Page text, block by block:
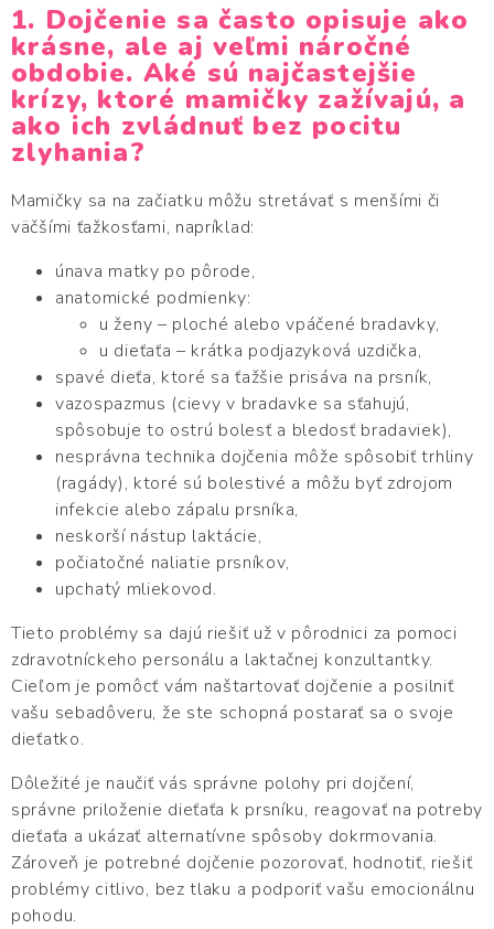
1. Dojčenie sa často opisuje ako
krásne, ale aj veľmi náročné
obdobie. Aké sú najčastejšie
krízy, ktoré mamičky zažívajú, a
ako ich zvládnuť bez pocitu
zlyhania?
Mamičky sa na začiatku môžu stretávať s menšími či
väčšími ťažkosťami, napríklad:
únava matky po pôrode,
anatomické podmienky:
u ženy – ploché alebo vpáčené bradavky,
u dieťaťa – krátka podjazyková uzdička,
spavé dieťa, ktoré sa ťažšie prisáva na prsník,
vazospazmus (cievy v bradavke sa sťahujú,
spôsobuje to ostrú bolesť a bledosť bradaviek),
nesprávna technika dojčenia môže spôsobiť trhliny
(ragády), ktoré sú bolestivé a môžu byť zdrojom
infekcie alebo zápalu prsníka,
neskorší nástup laktácie,
počiatočné naliatie prsníkov,
upchatý mliekovod.
Tieto problémy sa dajú riešiť už v pôrodnici za pomoci
zdravotníckeho personálu a laktačnej konzultantky.
Cieľom je pomôcť vám naštartovať dojčenie a posilniť
vašu sebadôveru, že ste schopná postarať sa o svoje
dieťatko.
Dôležité je naučiť vás správne polohy pri dojčení,
správne priloženie dieťaťa k prsníku, reagovať na potreby
dieťaťa a ukázať alternatívne spôsoby dokrmovania.
Zároveň je potrebné dojčenie pozorovať, hodnotiť, riešiť
problémy citlivo, bez tlaku a podporiť vašu emocionálnu
pohodu.